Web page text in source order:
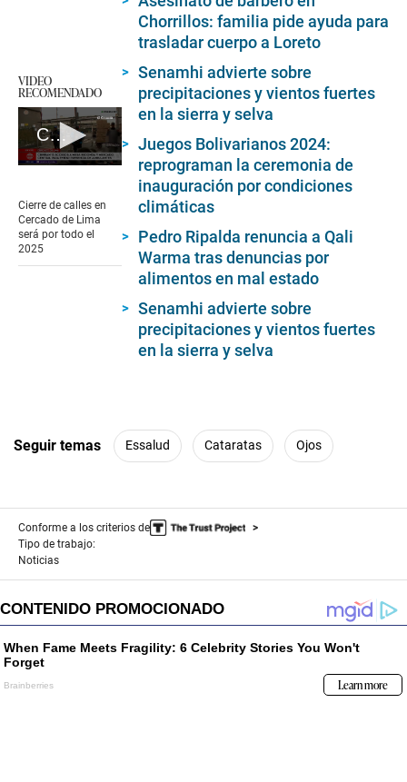
VIDEO
RECOMENDADO
Cierran 15 accesos a Mesa Redonda en Centro de Lima
of
5
minutes,
49
Cierre de calles en
Cercado de Lima
será por todo el
2025
Chorrillos: familia pide ayuda para
trasladar cuerpo a Loreto
Senamhi advierte sobre
precipitaciones y vientos fuertes
en la sierra y selva
Juegos Bolivarianos 2024:
reprograman la ceremonia de
inauguración por condiciones
climáticas
Pedro Ripalda renuncia a Qali
Warma tras denuncias por
alimentos en mal estado
Senamhi advierte sobre
precipitaciones y vientos fuertes
en la sierra y selva
Seguir temas Essalud Cataratas Ojos
Conforme a los criterios de
Tipo de trabajo:
Noticias